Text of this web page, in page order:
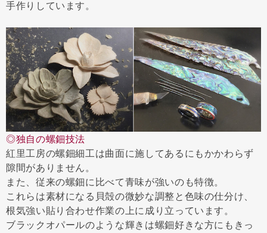
手作りしています。
◎独自の螺鈿技法
紅里工房の螺鈿細工は曲面に施してあるにもかかわらず
隙間がありません。
また、従来の螺鈿に比べて青味が強いのも特徴。
これらは素材になる貝殻の微妙な調整と色味の仕分け、
根気強い貼り合わせ作業の上に成り立っています。
ブラックオパールのような輝きは螺鈿好きな方にもきっ